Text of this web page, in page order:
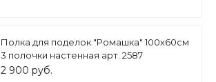
Полка для поделок "Ромашка" 100х60см
3 полочки настенная арт. 2587
2 900 руб.